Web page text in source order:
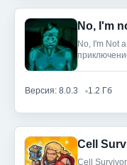
No, I'm
No, I'm Not
Версия: 8.0.3 1.2 Гб
Cell
Cell